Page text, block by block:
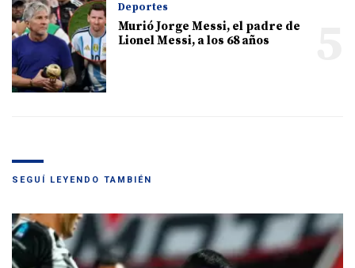
Deportes
Murió Jorge Messi, el padre de
Lionel Messi, a los 68 años
SEGUÍ LEYENDO TAMBIÉN